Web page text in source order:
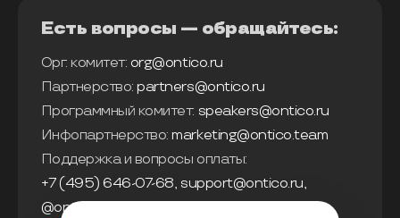
Есть вопросы — обращайтесь:
Орг. комитет: org@ontico.ru
Партнерство: partners@ontico.ru
Программный комитет: speakers@ontico.ru
Инфопартнерство: marketing@ontico.team
Поддержка и вопросы оплаты:
+7 (495) 646-07-68, support@ontico.ru,
@ontico_support